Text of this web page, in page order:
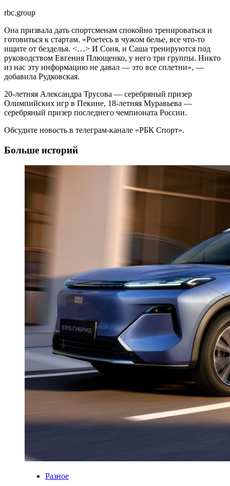
rbc.group
Она призвала дать спортсменам спокойно тренироваться и
готовиться к стартам. «Роетесь в чужом белье, все что‑то
ищите от безделья. <…> И Соня, и Саша тренируются под
руководством Евгения Плющенко, у него три группы. Никто
из нас эту информацию не давал — это все сплетни», —
добавила Рудковская.
20-летняя Александра Трусова — серебряный призер
Олимпийских игр в Пекине, 18-летняя Муравьева —
серебряный призер последнего чемпионата России.
Обсудите новость в телеграм-канале «РБК Спорт».
Больше историй
Разное